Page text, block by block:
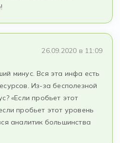
26.09.2020 в 11:09
минус. Вся эта инфа есть
Из-за бесполезной
«Если пробьет этот
пробьет этот уровень
аналитик большинства